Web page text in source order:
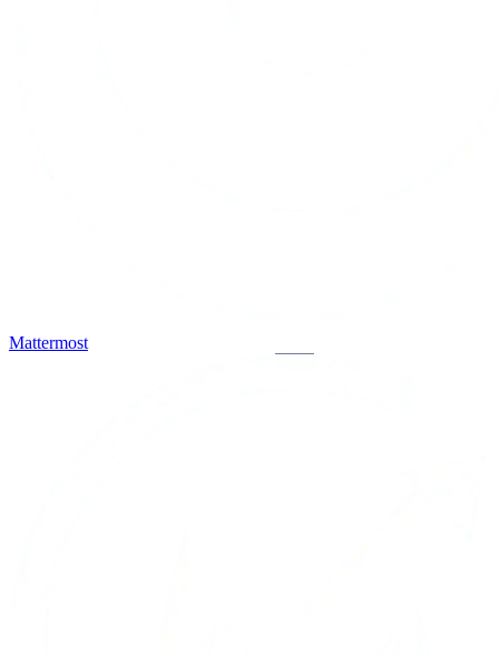
Mattermost